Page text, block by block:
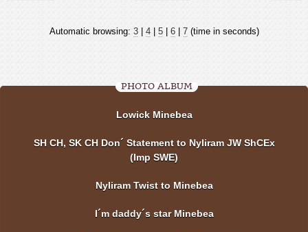
Automatic browsing: 3| 4| 5| 6| 7(time in seconds)
PHOTO ALBUM
Lowick Minebea
SH CH, SK CH Don´ Statement to Nyliram JW ShCEx
(Imp SWE)
Nyliram Twist to Minebea
I´m daddy´s star Minebea